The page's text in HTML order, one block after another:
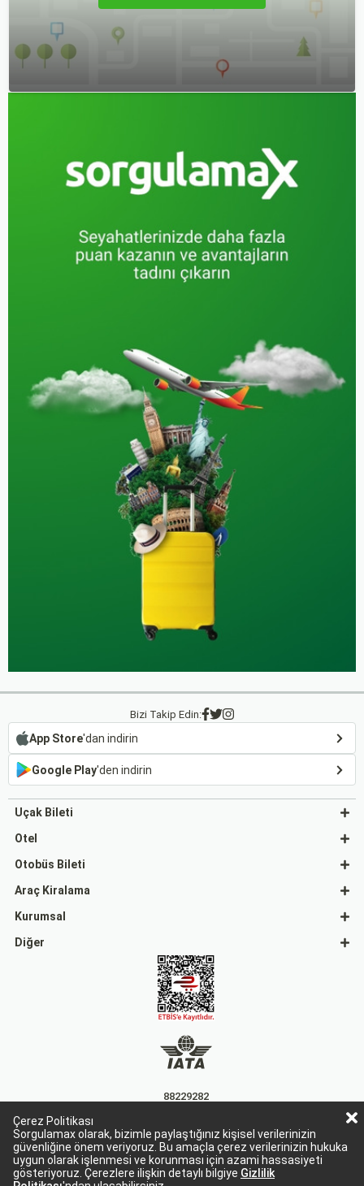
Çerez Politikası
Sorgulamax olarak, bizimle paylaştığınız kişisel verilerinizin
güvenliğine önem veriyoruz. Bu amaçla çerez verilerinizin hukuka
uygun olarak işlenmesi ve korunması için azami hassasiyeti
gösteriyoruz. Çerezlere ilişkin detaylı bilgiye Gizlilik
Bizi Takip Edin:
App Store'dan indirin
Google Play'den indirin
Uçak Bileti
Otel
Otobüs Bileti
Araç Kiralama
Kurumsal
Diğer
88229282
15863